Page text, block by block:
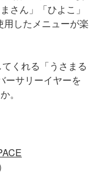
さん」「ひよこ」
したメニューが楽
くれる「うさまる
ーサリーイヤーを
。